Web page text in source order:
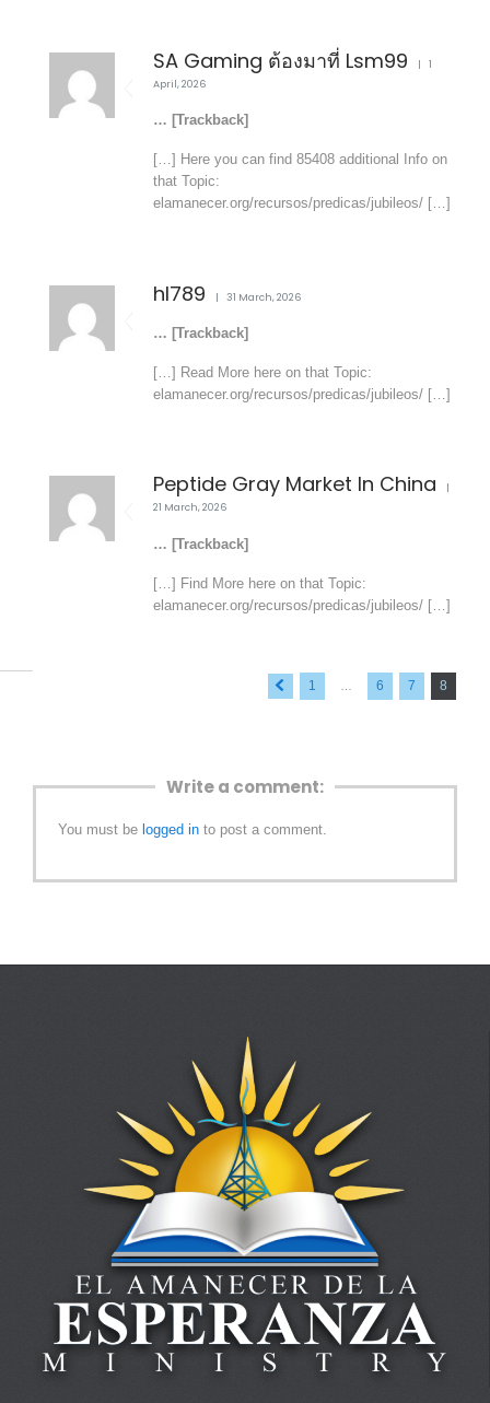
SA Gaming ต้องมาที่ Lsm99
1
April, 2026
… [Trackback]
[…] Here you can find 85408 additional Info on
that Topic:
elamanecer.org/recursos/predicas/jubileos/ […]
hl789 31 March, 2026
… [Trackback]
[…] Read More here on that Topic:
elamanecer.org/recursos/predicas/jubileos/ […]
Peptide Gray Market In China
21 March, 2026
… [Trackback]
[…] Find More here on that Topic:
elamanecer.org/recursos/predicas/jubileos/ […]
1 6 7 8
Write a comment:
You must be logged in to post a comment.